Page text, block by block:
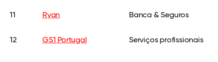
11 Ryan Banca & Seguros
12 GS1 Portugal Serviços profissionais